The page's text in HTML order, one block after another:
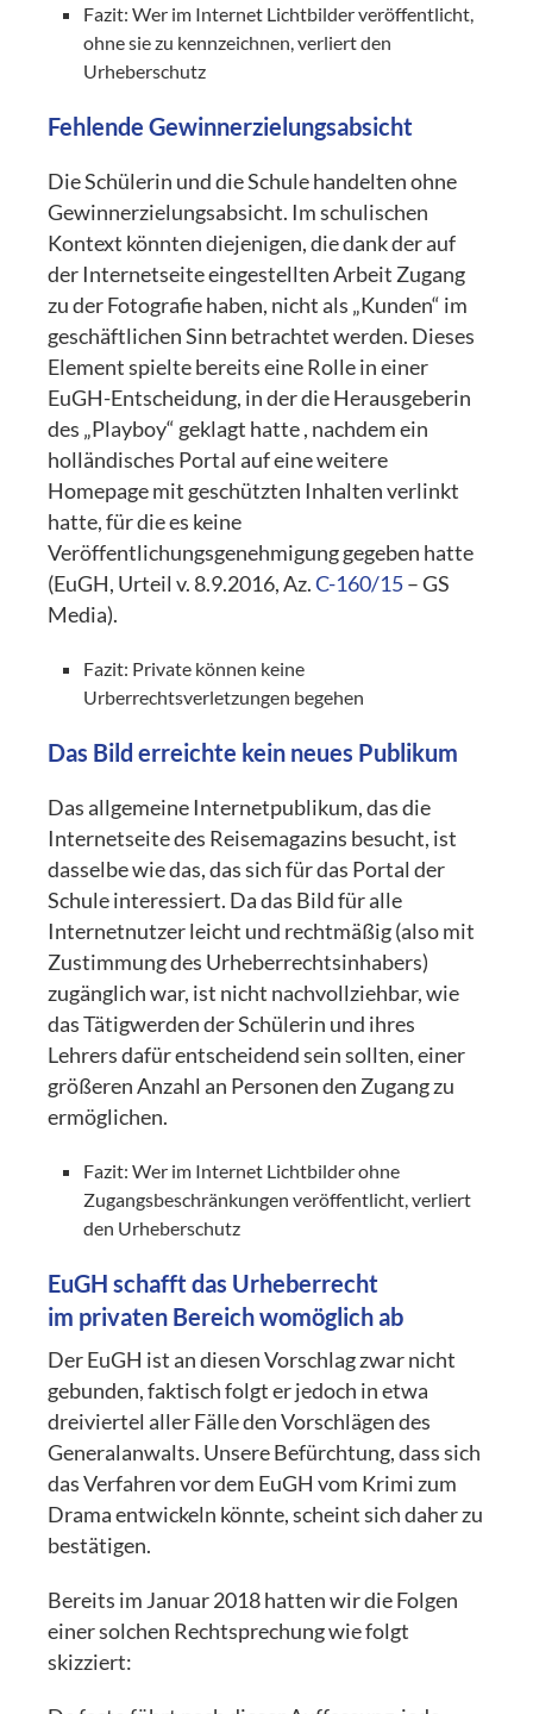
Fazit: Wer im Internet Lichtbilder veröffentlicht,
ohne sie zu kennzeichnen, verliert den
Urheberschutz
Fehlende Gewinnerzielungsabsicht
Die Schülerin und die Schule handelten ohne
Gewinnerzielungsabsicht. Im schulischen
Kontext könnten diejenigen, die dank der auf
der Internetseite eingestellten Arbeit Zugang
zu der Fotografie haben, nicht als „Kunden“ im
geschäftlichen Sinn betrachtet werden. Dieses
Element spielte bereits eine Rolle in einer
EuGH-Entscheidung, in der die Herausgeberin
des „Playboy“ geklagt hatte , nachdem ein
holländisches Portal auf eine weitere
Homepage mit geschützten Inhalten verlinkt
hatte, für die es keine
Veröffentlichungsgenehmigung gegeben hatte
(EuGH, Urteil v. 8.9.2016, Az.C-160/15– GS
Media).
Fazit: Private können keine
Urberrechtsverletzungen begehen
Das Bild erreichte kein neues Publikum
Das allgemeine Internetpublikum, das die
Internetseite des Reisemagazins besucht, ist
dasselbe wie das, das sich für das Portal der
Schule interessiert. Da das Bild für alle
Internetnutzer leicht und rechtmäßig (also mit
Zustimmung des Urheberrechtsinhabers)
zugänglich war, ist nicht nachvollziehbar, wie
das Tätigwerden der Schülerin und ihres
Lehrers dafür entscheidend sein sollten, einer
größeren Anzahl an Personen den Zugang zu
ermöglichen.
Fazit: Wer im Internet Lichtbilder ohne
Zugangsbeschränkungen veröffentlicht, verliert
den Urheberschutz
EuGH schafft das Urheberrecht
im privaten Bereich womöglich ab
Der EuGH ist an diesen Vorschlag zwar nicht
gebunden, faktisch folgt er jedoch in etwa
dreiviertel aller Fälle den Vorschlägen des
Generalanwalts. Unsere Befürchtung, dass sich
das Verfahren vor dem EuGH vom Krimi zum
Drama entwickeln könnte, scheint sich daher zu
bestätigen.
Bereits im Januar 2018 hatten wir die Folgen
einer solchen Rechtsprechung wie folgt
skizziert: